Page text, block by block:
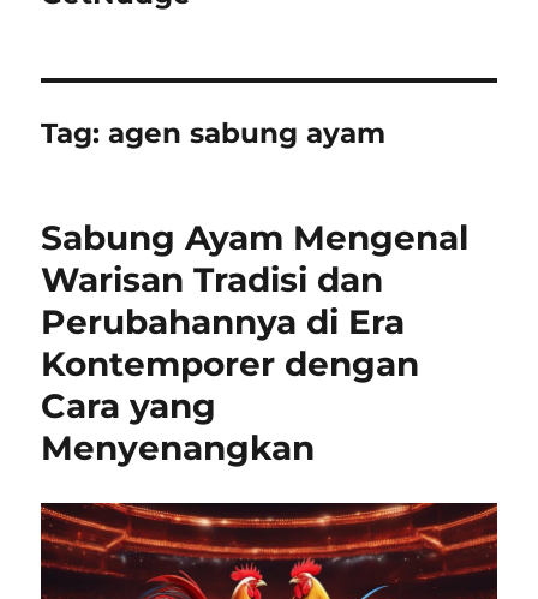
Tag:agen sabung ayam
Sabung Ayam Mengenal
Warisan Tradisi dan
Perubahannya di Era
Kontemporer dengan
Cara yang
Menyenangkan